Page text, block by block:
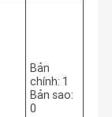
Bản
chính: 1
Bản sao:
0